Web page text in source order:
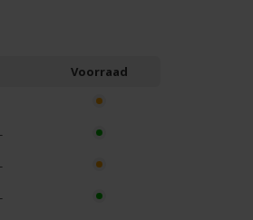
Voorraad